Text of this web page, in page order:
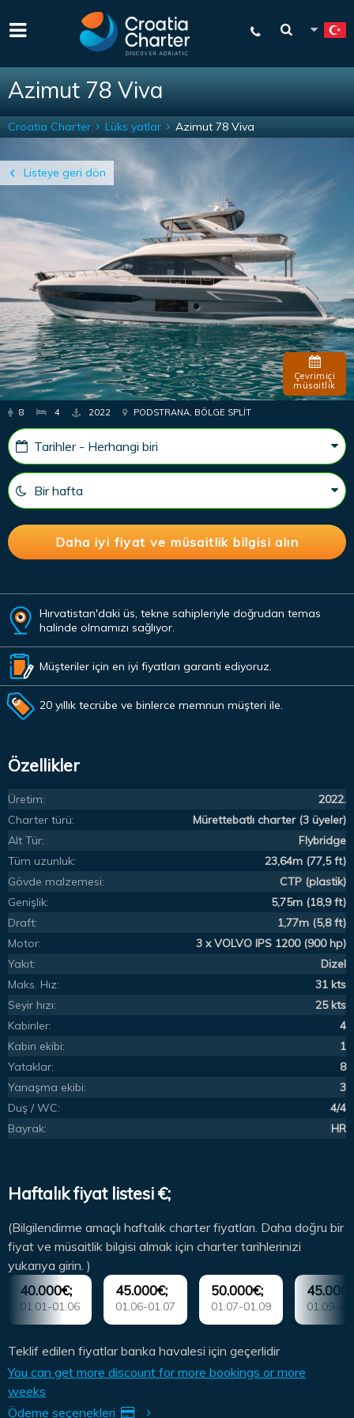
Azimut 78 Viva
Listeye geri dön
Croatia Charter Lüks yatlar Azimut 78 Viva
Çevrimiçi
müsaitlik
8 4 2022 PODSTRANA, BÖLGE SPLIT
Hırvatistan'daki üs, tekne sahipleriyle doğrudan temas
halinde olmamızı sağlıyor.
Müşteriler için en iyi fiyatları garanti ediyoruz.
20 yıllık tecrübe ve binlerce memnun müşteri ile.
Özellikler
Üretim:
2022.
Charter türü:
Mürettebatlı charter (3 üyeler)
Alt Tür:
Flybridge
Tüm uzunluk:
23,64m (77,5 ft)
Gövde malzemesi:
CTP (plastik)
Genişlik:
5,75m (18,9 ft)
Draft:
1,77m (5,8 ft)
Motor:
3 x VOLVO IPS 1200 (900 hp)
Yakıt:
Dizel
Maks. Hız:
31 kts
Seyir hızı:
25 kts
Kabinler:
4
Kabin ekibi:
1
Yataklar:
8
Yanaşma ekibi:
3
Duş / WC:
4/4
Bayrak:
HR
Haftalık fiyat listesi €;
(Bilgilendirme amaçlı haftalık charter fiyatları. Daha doğru bir
fiyat ve müsaitlik bilgisi almak için charter tarihlerinizi
yukarıya girin. )
40.000€;
01.01-01.06
45.000€;
01.06-01.07
50.000€;
01.07-01.09 01.09-
Teklif edilen fiyatlar banka havalesi için geçerlidir
You can get more discount for more bookings or more
weeks
Ödeme seçenekleri